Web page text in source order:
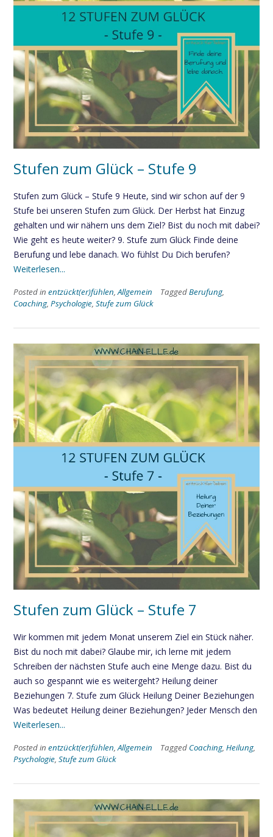
Stufen zum Glück – Stufe 9
Stufen zum Glück – Stufe 9 Heute, sind wir schon auf der 9
Stufe bei unseren Stufen zum Glück. Der Herbst hat Einzug
gehalten und wir nähern uns dem Ziel? Bist du noch mit dabei?
Wie geht es heute weiter? 9. Stufe zum Glück Finde deine
Berufung und lebe danach. Wo fühlst Du Dich berufen?
Weiterlesen...
Posted in entzückt(er)fühlen,Allgemein TaggedBerufung,
Coaching, Psychologie, Stufe zum Glück
Stufen zum Glück – Stufe 7
Wir kommen mit jedem Monat unserem Ziel ein Stück näher.
Bist du noch mit dabei? Glaube mir, ich lerne mit jedem
Schreiben der nächsten Stufe auch eine Menge dazu. Bist du
auch so gespannt wie es weitergeht? Heilung deiner
Beziehungen 7. Stufe zum Glück Heilung Deiner Beziehungen
Was bedeutet Heilung deiner Beziehungen? Jeder Mensch den
Weiterlesen...
Posted in entzückt(er)fühlen,Allgemein Tagged Coaching, Heilung,
Psychologie, Stufe zum Glück